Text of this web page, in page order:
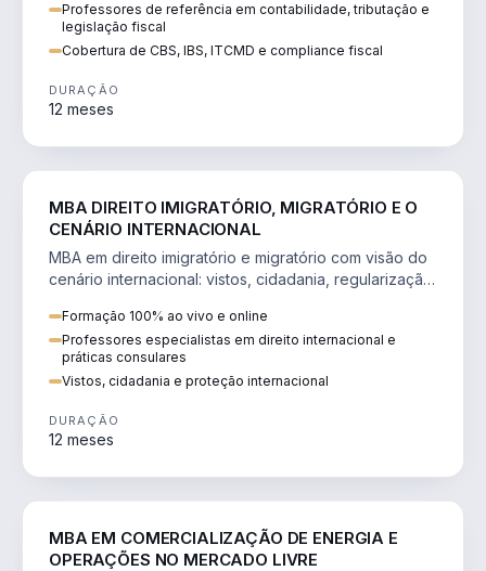
Professores de referência em contabilidade, tributação e
legislação fiscal
Cobertura de CBS, IBS, ITCMD e compliance fiscal
DURAÇÃO
12 meses
MBA DIREITO IMIGRATÓRIO, MIGRATÓRIO E O
CENÁRIO INTERNACIONAL
MBA em direito imigratório e migratório com visão do
cenário internacional: vistos, cidadania, regularização
Formação 100% ao vivo e online
Professores especialistas em direito internacional e
práticas consulares
Vistos, cidadania e proteção internacional
DURAÇÃO
12 meses
MBA EM COMERCIALIZAÇÃO DE ENERGIA E
OPERAÇÕES NO MERCADO LIVRE